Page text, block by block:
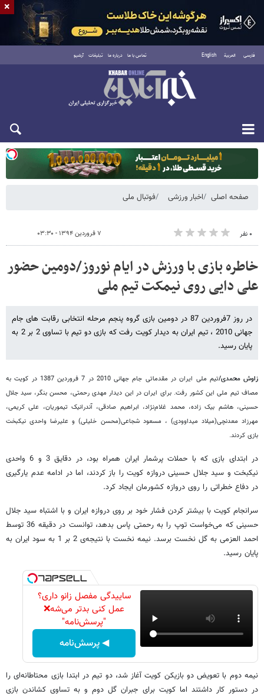
فارسی العربية English تماس با ما درباره ما تبلیغات آرشیو
یکشنبه ۱۸ مرداد ۱۴۰۵
صفحه اصلی اخبار ورزشی فوتبال ملی
۰ نفر ۷ فروردین ۱۳۹۴ - ۰۳:۳۰
خاطره بازی با ورزش در ایام نوروز/دومین حضور
علی دایی روی نیمکت تیم ملی
در روز 7فروردین 87 در دومین بازی گروه پنجم مرحله‌ انتخابی رقابت های جام
جهانی 2010 ، تیم ایران به دیدار کویت رفت که بازی دو تیم‌ با تساوی 2 بر 2 به
پایان رسید.
زاوش محمدی/
تیم ملی ایران در مقدماتی جام جهانی 2010 در 7 فروردین 1387 در کویت به
مصاف تیم ملی این کشور رفت. برای ایران در این دیدار مهدی رحمتی، محسن بنگر،‌ سید جلال
حسینی، هاشم بیک زاده، محمد غلام‌نژاد، ابراهیم صادقی، آندرانیک تیموریان، علی کریمی،
مهرزاد معدنچی(میلاد میداوودی) ، مسعود شجاعی(محسن خلیلی) و علیرضا واحدی نیکبخت
بازی کردند.
در ابتدای بازی که با حملات پرشمار ایران همراه بود،‌ در دقایق 3 و 6 واحدی
نیکبخت و سید جلال حسینی دروازه کویت را باز کردند،‌ اما در ادامه عدم یارگیری
در دفاع خطراتی را روی دروازه کشورمان ایجاد کرد.
سرانجام کویت با بیشتر کردن فشار خود بر روی دروازه ایران و با اشتباه سید جلال
حسینی که می‌خواست توپ را به رحمتی پاس بدهد، توانست در دقیقه 36 توسط
احمد العزمی‌ به گل نخست برسد. نیمه نخست با نتیجه‌ی 2 بر 1 به سود ایران به
پایان رسید.
ساییدگی مفصل زانو داری؟
عمل کنی بدتر می‌شه❌
"پرسش‌نامه"
◀ پرسش‌نامه
نیمه دوم با تعویض دو بازیکن کویت آغاز شد،‌ دو تیم در ابتدا بازی محتاطانه‌ای را
در دستور کار داشتند اما کویت برای جبران گل دوم و به تساوی کشاندن بازی
×